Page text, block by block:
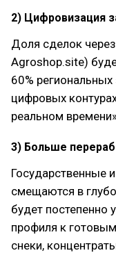
2) Цифровизация
Доля сделок
Agroshop.site)
60% региональных
цифровых
реальном
3) Больше
Государственные
смещаются в
будет постепенно
профиля к
снеки,